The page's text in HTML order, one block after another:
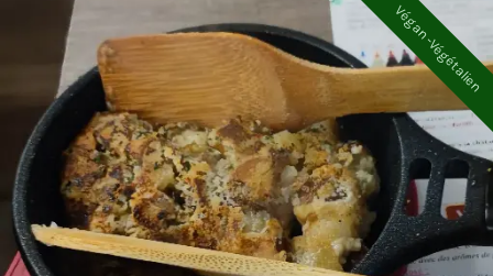
Végan -Végétalien